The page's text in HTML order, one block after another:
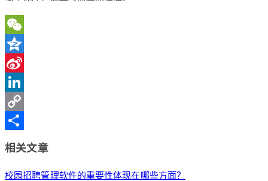
WeChat
Qzone
Sina
Weibo
LinkedIn
Copy
相关文章
校园招聘管理软件的重要性体现在哪些方面？